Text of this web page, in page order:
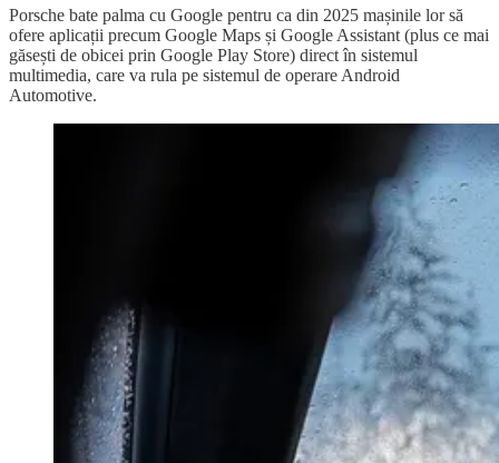
Porsche bate palma cu Google pentru ca din 2025 mașinile lor să
ofere aplicații precum Google Maps și Google Assistant (plus ce mai
găsești de obicei prin Google Play Store) direct în sistemul
multimedia, care va rula pe sistemul de operare Android
Automotive.